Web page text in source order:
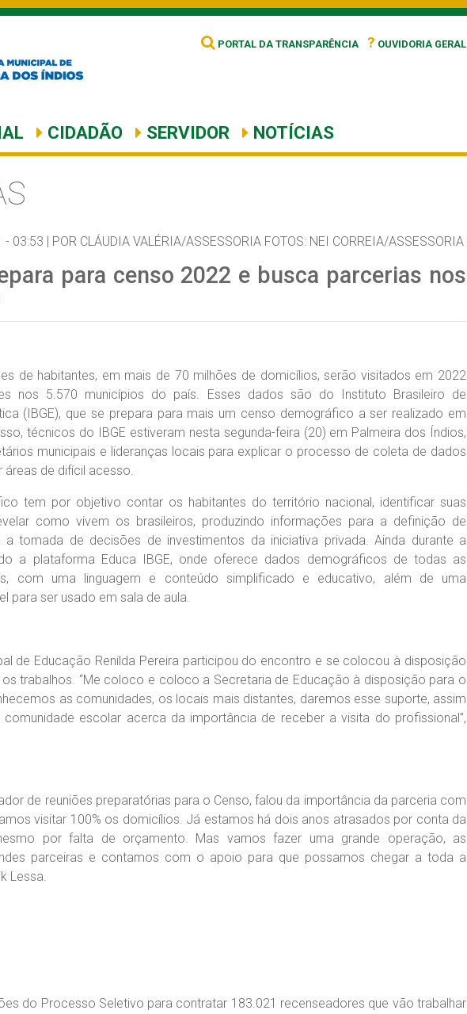
PORTAL DA TRANSPARÊNCIA ? OUVIDORIA GERAL
CIDADÃO SERVIDOR NOTÍCIAS
- 03:53 | POR CLÁUDIA VALÉRIA/ASSESSORIA FOTOS: NEI CORREIA/ASSESSORIA
para censo 2022 e busca parcerias nos
de habitantes, em mais de 70 milhões de domicílios, serão visitados em 2022
nos 5.570 municípios do país. Esses dados são do Instituto Brasileiro de
(IBGE), que se prepara para mais um censo demográfico a ser realizado em
técnicos do IBGE estiveram nesta segunda-feira (20) em Palmeira dos Índios,
municipais e lideranças locais para explicar o processo de coleta de dados
áreas de difícil acesso.
tem por objetivo contar os habitantes do território nacional, identificar suas
como vivem os brasileiros, produzindo informações para a definição de
a tomada de decisões de investimentos da iniciativa privada. Ainda durante a
a plataforma Educa IBGE, onde oferece dados demográficos de todas as
com uma linguagem e conteúdo simplificado e educativo, além de uma
para ser usado em sala de aula.
de Educação Renilda Pereira participou do encontro e se colocou à disposição
trabalhos. “Me coloco e coloco a Secretaria de Educação à disposição para o
as comunidades, os locais mais distantes, daremos esse suporte, assim
escolar acerca da importância de receber a visita do profissional”,
de reuniões preparatórias para o Censo, falou da importância da parceria com
visitar 100% os domicílios. Já estamos há dois anos atrasados por conta da
por falta de orçamento. Mas vamos fazer uma grande operação, as
parceiras e contamos com o apoio para que possamos chegar a toda a
Lessa.
do Processo Seletivo para contratar 183.021 recenseadores que vão trabalhar